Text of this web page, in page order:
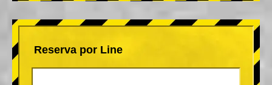
Reserva por Line